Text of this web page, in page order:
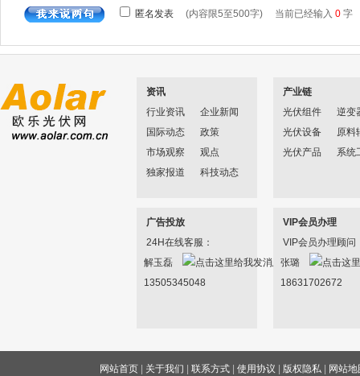
资讯
行业资讯
企业新闻
国际动态
政策
市场观察
观点
独家报道
科技动态
产业链
光伏组件
逆变
光伏设备
原料
光伏产品
系统
广告投放
24H在线客服：
解玉磊
13505345048
VIP会员办理
VIP会员办理顾问
张璐
18631702672
网站首页 关于我们 |联系方式 |使用协议 版权隐私 网站地